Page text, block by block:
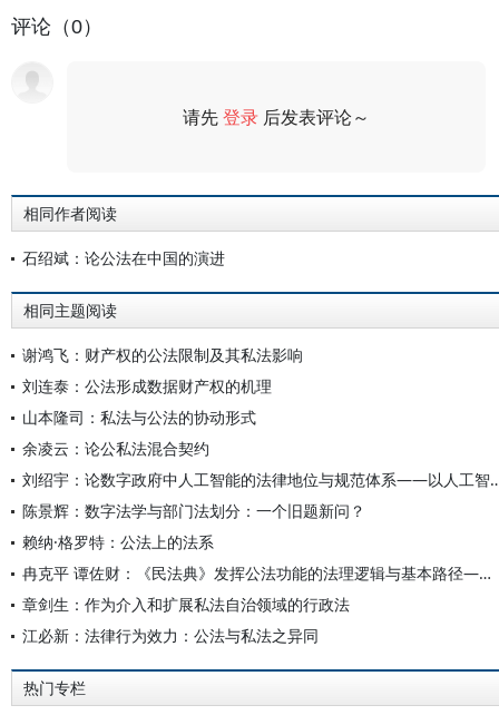
评论（0）
请先登录 后发表评论～
相同作者阅读
石绍斌：论公法在中国的演进
相同主题阅读
谢鸿飞：财产权的公法限制及其私法影响
刘连泰：公法形成数据财产权的机理
山本隆司：私法与公法的协动形式
余凌云：论公私法混合契约
刘绍宇：论数字政府中人工智能
陈景辉：数字法学与部门法划分：一个旧题新问？
赖纳·格罗特：公法上的法系
冉克平 谭佐财：《民法典》发挥公法功能的法理逻辑与基本路径——以《民法典》中行政主体规范为中心
章剑生：作为介入和扩展私法自治领域的行政法
江必新：法律行为效力：公法与私法之异同
热门专栏